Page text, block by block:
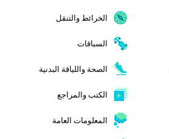
الخرائط والتنقل
السباقات
الصحة واللياقة البدنية
الكتب والمراجع
المعلومات العامة